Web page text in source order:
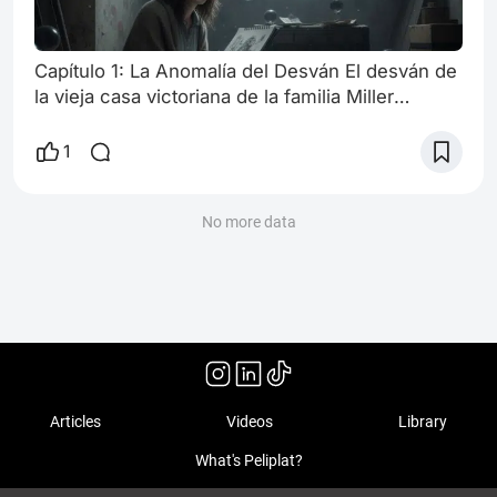
Capítulo 1: La Anomalía del Desván El desván de
la vieja casa victoriana de la familia Miller
mausoleo polvoriento de recuerdos ajenos.
fue limpiar ese espacio opresivo. Clara, una
1
No more data
Articles Videos Library
What's Peliplat?